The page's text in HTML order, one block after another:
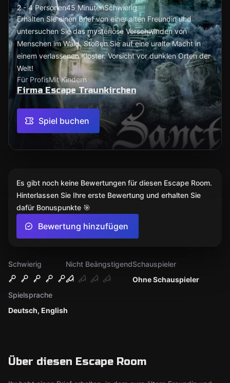
2 - 4 Personen45 MinutenSchwierig
Erhalten Sie einen Brief von einer alten Freundin und
untersuchen Sie das mysteriöse Verschwinden von
Menschen im Wald. Stoßen Sie auf eine uralte Macht in
einem verlassenen Kloster. Vorsicht vor dunklen Orten der
Welt!
Für ProfisMit Kindern
Firma Escape Traunkirchen
Spiel buchen
Schwierig
Nicht Beängstigend
Ohne Schauspieler
Schauspieler
Deutsch, English
Spielsprache
Über diesen Escape Room
Es gibt noch keine Bewertungen für diesen Escape Room.
Hinterlassen Sie Ihre erste Bewertung und erhalten Sie
dafür Bonuspunkte 🎯
Bewertung hinzufügen